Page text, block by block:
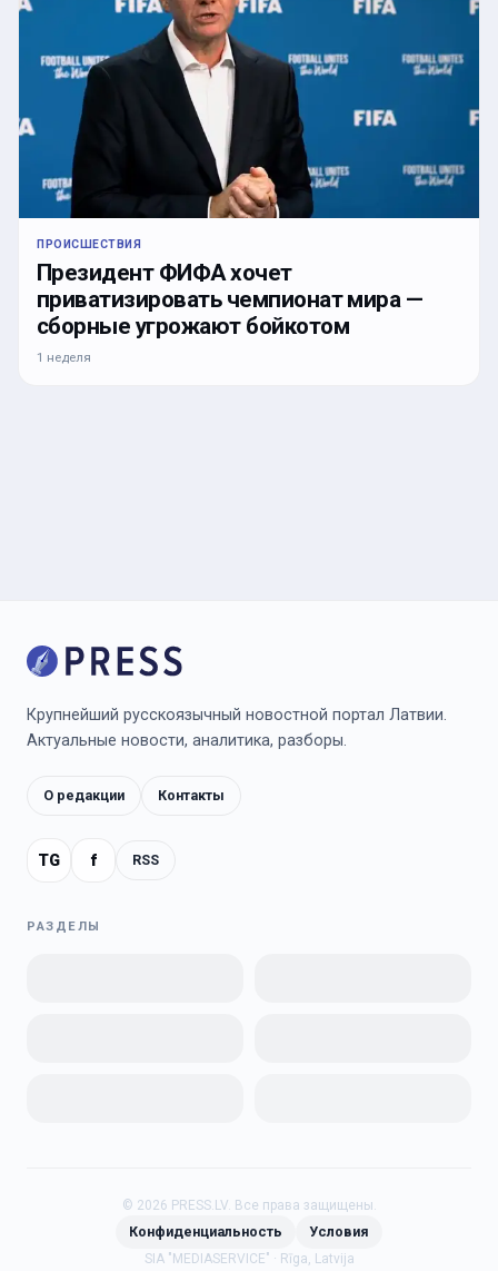
ПРОИСШЕСТВИЯ
Президент ФИФА хочет
приватизировать чемпионат мира —
сборные угрожают бойкотом
1 неделя
Крупнейший русскоязычный новостной портал Латвии.
Актуальные новости, аналитика, разборы.
О редакции Контакты
TG f RSS
РАЗДЕЛЫ
© 2026 PRESS.LV. Все права защищены.
Конфиденциальность Условия
SIA "MEDIASERVICE" · Rīga, Latvija